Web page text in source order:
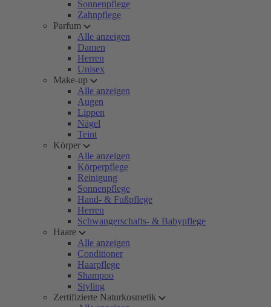
Sonnenpflege
Zahnpflege
Parfum
Alle anzeigen
Damen
Herren
Unisex
Make-up
Alle anzeigen
Augen
Lippen
Nägel
Teint
Körper
Alle anzeigen
Körperpflege
Reinigung
Sonnenpflege
Hand- & Fußpflege
Herren
Schwangerschafts- & Babypflege
Haare
Alle anzeigen
Conditioner
Haarpflege
Shampoo
Styling
Zertifizierte Naturkosmetik